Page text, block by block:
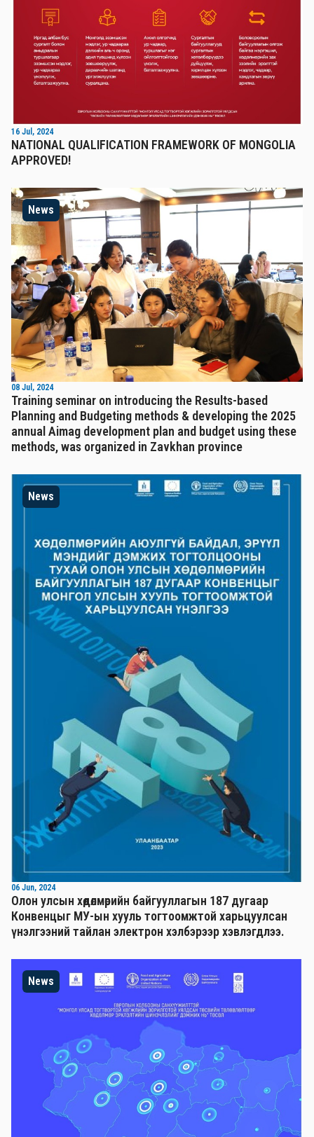
16 Jul, 2024
NATIONAL QUALIFICATION FRAMEWORK OF MONGOLIA
APPROVED!
News
08 Jul, 2024
Training seminar on introducing the Results-based
Planning and Budgeting methods & developing the 2025
annual Aimag development plan and budget using these
methods, was organized in Zavkhan province
News
06 Jun, 2024
Олон улсын хөдөлмөрийн байгууллагын 187 дугаар
Конвенцыг МУ-ын хууль тогтоомжтой харьцуулсан
үнэлгээний тайлан электрон хэлбэрээр хэвлэгдлээ.
News